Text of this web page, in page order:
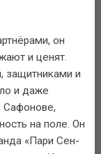
он
и ценят.
защитниками и
и даже
Сафонове,
на поле. Он
«Пари Сен-